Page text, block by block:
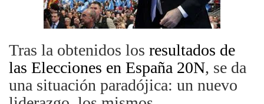
Tras la obtenidos los resultados de
las Elecciones en España 20N, se da
una situación paradójica: un nuevo